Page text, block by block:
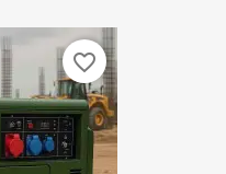
favorite_border